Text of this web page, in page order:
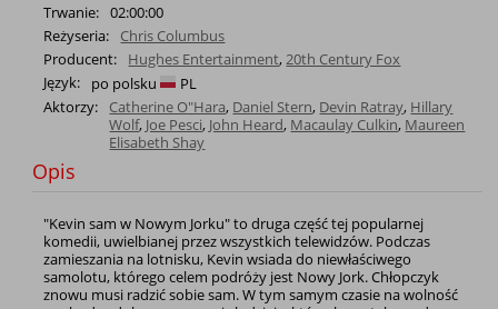
Trwanie: 02:00:00
Reżyseria:
Chris Columbus
Producent:
Hughes Entertainment,20th Century Fox
Język:
po polsku
PL
Aktorzy:
Catherine O"Hara, Daniel Stern, Devin Ratray, Hillary
Wolf, Joe Pesci, John Heard, Macaulay Culkin, Maureen
Elisabeth Shay
Opis
"Kevin sam w Nowym Jorku" to druga część tej popularnej
komedii, uwielbianej przez wszystkich telewidzów. Podczas
zamieszania na lotnisku, Kevin wsiada do niewłaściwego
samolotu, którego celem podróży jest Nowy Jork. Chłopczyk
znowu musi radzić sobie sam. W tym samym czasie na wolność